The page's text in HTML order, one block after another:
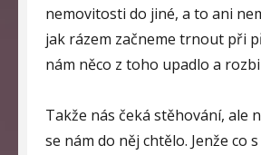
nemovitosti do jiné, a to ani
jak rázem začneme trnout při
nám něco z toho upadlo a
Takže nás čeká stěhování, ale
se nám do něj chtělo. Jenže co